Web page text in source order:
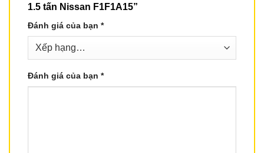
1.5 tấn Nissan F1F1A15”
Đánh giá của bạn *
Đánh giá của bạn *